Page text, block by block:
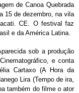
de Canoa Quebrada
15 de dezembro, na vila
CE. O festival faz
e da América Latina.
sob a produção
e conta
Cartaxo (A Hora da
Lira (Tempo de ira,
também do filme o ator